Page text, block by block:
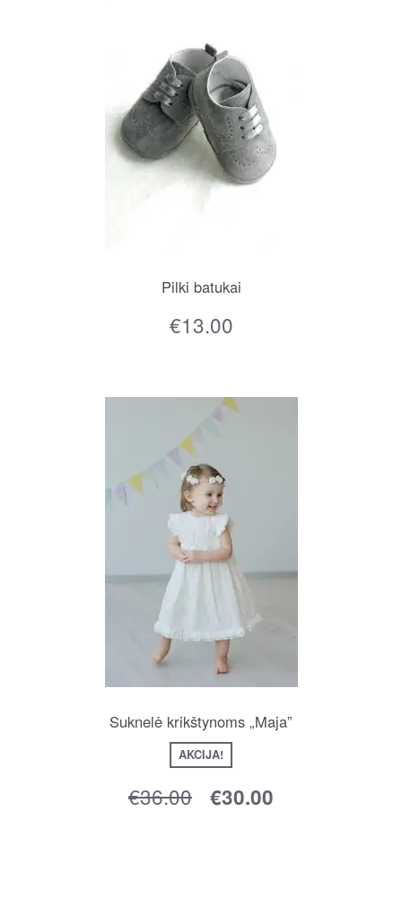
Pilki batukai
€13.00
Suknelė krikštynoms „Maja”
AKCIJA!
€36.00 €30.00